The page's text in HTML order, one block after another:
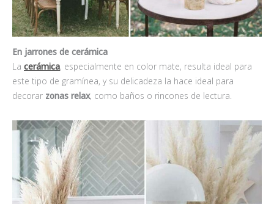
En jarrones de cerámica
La cerámica, especialmente en color mate, resulta ideal para
este tipo de gramínea, y su delicadeza la hace ideal para
decorar zonas relax, como baños o rincones de lectura.